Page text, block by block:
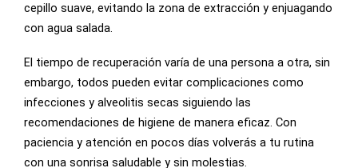
cepillo suave, evitando la zona de extracción y enjuagando
con agua salada.
El tiempo de recuperación varía de una persona a otra, sin
embargo, todos pueden evitar complicaciones como
infecciones y alveolitis secas siguiendo las
recomendaciones de higiene de manera eficaz. Con
paciencia y atención en pocos días volverás a tu rutina
con una sonrisa saludable y sin molestias.